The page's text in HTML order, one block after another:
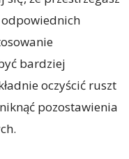
bardziej
oczyścić ruszt
pozostawienia